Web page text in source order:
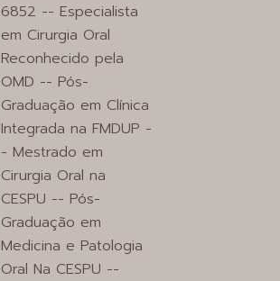
6852 -- Especialista
em Cirurgia Oral
Reconhecido pela
OMD -- Pós-
Graduação em Clínica
Integrada na FMDUP -
- Mestrado em
Cirurgia Oral na
CESPU -- Pós-
Graduação em
Medicina e Patologia
Oral Na CESPU --